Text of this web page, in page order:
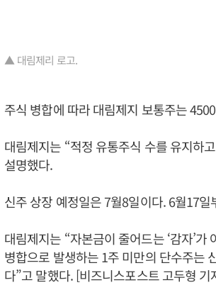
▲ 대림제리 로고.
주식 병합에 따라 대림제지 보통주는
대림제지는 “적정 유통주식 수를 유지하
설명했다.
신주 상장 예정일은 7월8일이다. 6월17
대림제지는 “자본금이 줄어드는 ‘감자’가
병합으로 발생하는 1주 미만의 단수주는
다”고 말했다. [비즈니스포스트 고두형 기